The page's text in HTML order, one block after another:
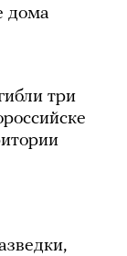
дома
три